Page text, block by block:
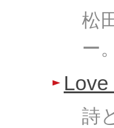
松
ー。
Love
詩